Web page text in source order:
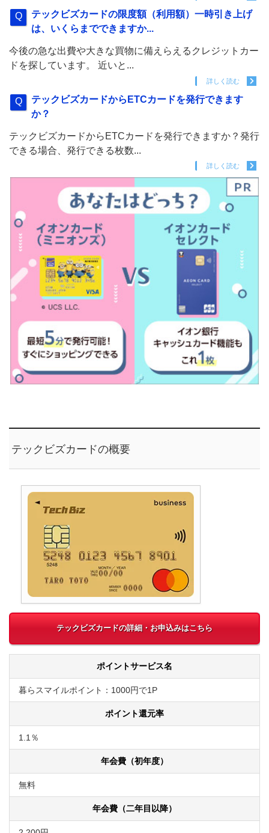
テックビズカードの限度額（利用額）一時引き上げ
は、いくらまでできますか...
今後の急な出費や大きな買物に備えらえるクレジットカー
ドを探しています。 近いと...
詳しく読む
テックビズカードからETCカードを発行できます
か？
テックビズカードからETCカードを発行できますか？発行
できる場合、発行できる枚数...
詳しく読む
テックビズカードの概要
テックビズカードの詳細・お申込みはこちら
ポイントサービス名
暮らスマイルポイント：1000円で1P
ポイント還元率
1.1％
年会費（初年度）
無料
年会費（二年目以降）